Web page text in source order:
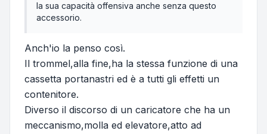
la sua capacità offensiva anche senza questo
accessorio.
Anch'io la penso così.
Il trommel,alla fine,ha la stessa funzione di una
cassetta portanastri ed è a tutti gli effetti un
contenitore.
Diverso il discorso di un caricatore che ha un
meccanismo,molla ed elevatore,atto ad